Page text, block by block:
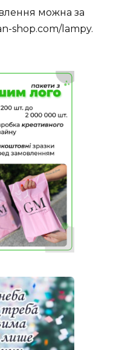
можна за
shop.com/lampy.